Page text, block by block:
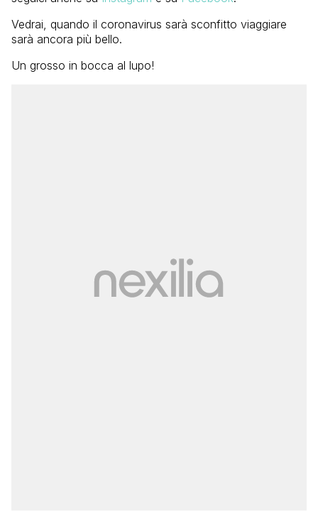
Vedrai, quando il coronavirus sarà sconfitto viaggiare
sarà ancora più bello.
Un grosso in bocca al lupo!